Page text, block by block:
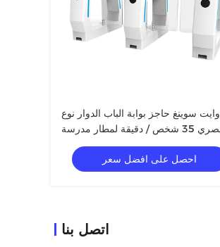
وايت سوينغ حاجز بوابة الباب الدوار نوع
بصري 35 شخص / دقيقة لمطار مدرسة
مكتب
احصل على افضل سعر
اتصل بنا